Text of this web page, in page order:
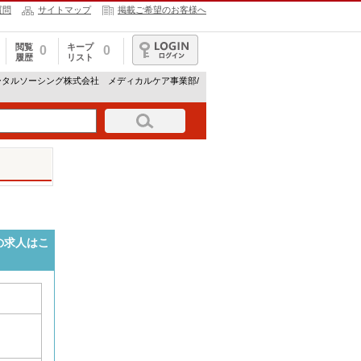
問 サイトマップ 掲載ご希望のお客様へ
閲覧
履歴
0
キープ
リスト
0
ログイン
タルソーシング株式会社 メディカルケア事業部/
人はこ